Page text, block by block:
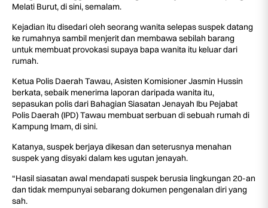
Melati Burut, di sini, semalam.
Kejadian itu disedari oleh seorang wanita selepas suspek datang
ke rumahnya sambil menjerit dan membawa sebilah barang
untuk membuat provokasi supaya bapa wanita itu keluar dari
rumah.
Ketua Polis Daerah Tawau, Asisten Komisioner Jasmin Hussin
berkata, sebaik menerima laporan daripada wanita itu,
sepasukan polis dari Bahagian Siasatan Jenayah Ibu Pejabat
Polis Daerah (IPD) Tawau membuat serbuan di sebuah rumah di
Kampung Imam, di sini.
Katanya, suspek berjaya dikesan dan seterusnya menahan
suspek yang disyaki dalam kes ugutan jenayah.
“Hasil siasatan awal mendapati suspek berusia lingkungan 20-an
dan tidak mempunyai sebarang dokumen pengenalan diri yang
sah.